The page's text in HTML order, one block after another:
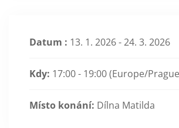
Datum : 13. 1. 2026 - 24. 3. 2026
Kdy: 17:00 - 19:00(Europe/
Místo konání: Dílna Matilda